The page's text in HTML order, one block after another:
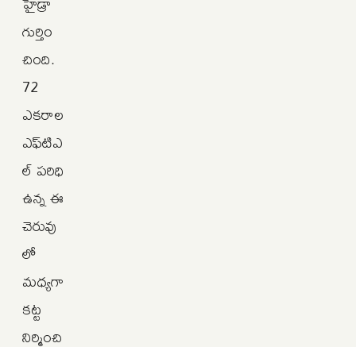
గుర్తిం
చింది.
72
ఎకరాల
ఎఫ్‌టిఎ
ల్‌ పరిధి
ఉన్న ఈ
చెరువు
లో
మధ్యగా
కట్ట
నిర్మించి